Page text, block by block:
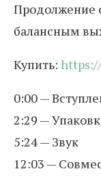
Продолжение
балансным
Купить:
0:00 —
2:29 —
5:24 — Звук
12:03 —